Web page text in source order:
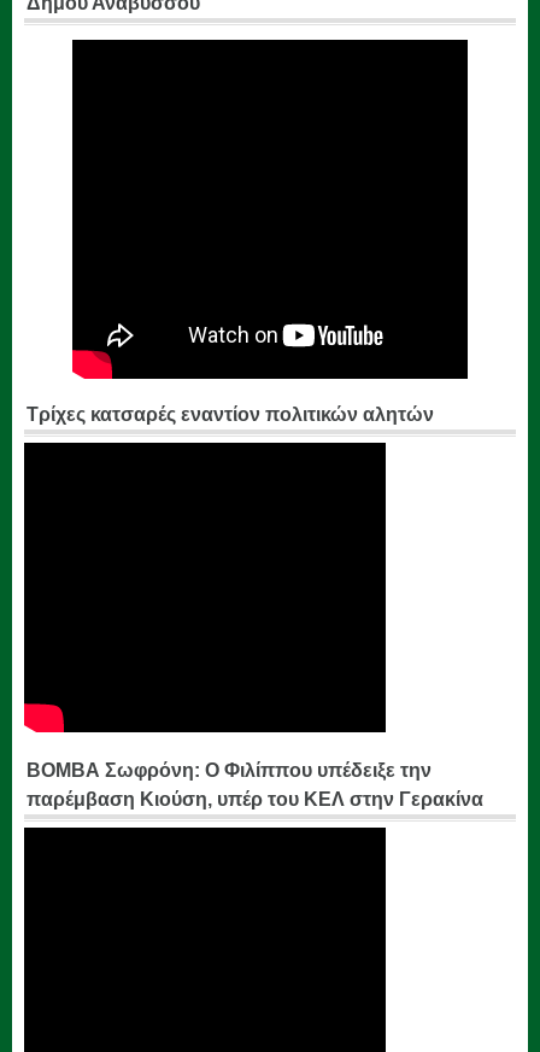
Τρίχες κατσαρές εναντίον πολιτικών αλητών
ΒΟΜΒΑ Σωφρόνη: Ο Φιλίππου υπέδειξε την
παρέμβαση Κιούση, υπέρ του ΚΕΛ στην Γερακίνα